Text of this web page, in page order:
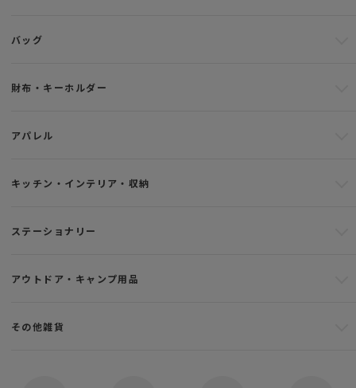
バッグ
財布・キーホルダー
アパレル
キッチン・インテリア・収納
ステーショナリー
アウトドア・キャンプ用品
その他雑貨